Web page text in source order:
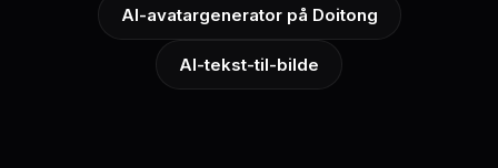
AI-avatargenerator på Doitong
AI-tekst-til-bilde